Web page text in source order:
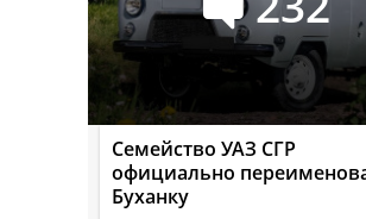
Семейство УАЗ СГР
официально
Буханку